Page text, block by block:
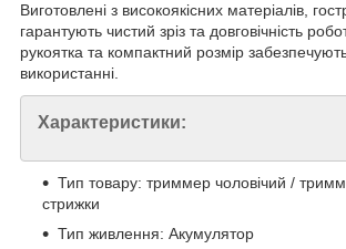
Виготовлені з високоякісних матеріалів,
гарантують чистий зріз та довговічність
рукоятка та компактний розмір
використанні.
Характеристики:
Тип товару: триммер чоловічий /
стрижки
Тип живлення: Акумулятор